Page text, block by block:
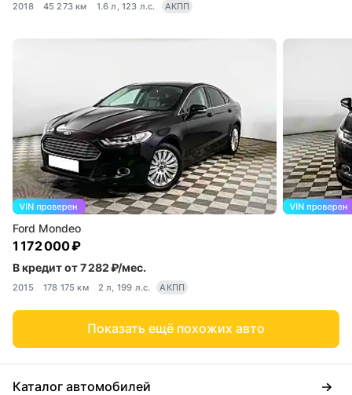
2018 45 273 км 1.6 л, 123 л.с. АКПП
Ford Mondeo
1 172 000 ₽
В кредит от 7 282 ₽/мес.
2015 178 175 км 2 л, 199 л.с. АКПП
Показать ещё похожих авто
Каталог автомобилей